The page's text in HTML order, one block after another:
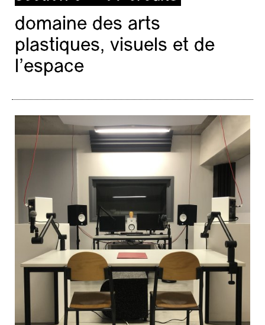
domaine des arts
plastiques, visuels et de
l’espace